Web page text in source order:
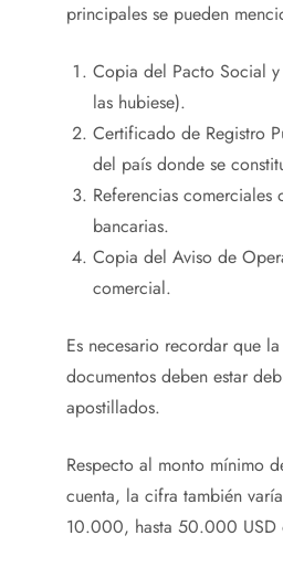
principales se pueden
Copia del Pacto Social y
las hubiese).
Certificado de Registro
del país donde se
Referencias comerciales
bancarias.
Copia del Aviso de
comercial.
Es necesario recordar que
documentos deben estar
apostillados.
Respecto al monto mínimo
cuenta, la cifra también
10.000, hasta 50.000 USD